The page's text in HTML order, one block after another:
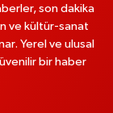
son dakika
ve kültür-sanat
Yerel ve ulusal
bir haber